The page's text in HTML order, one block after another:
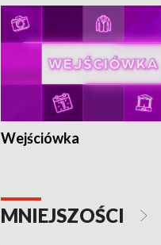
Wejściówka
MNIEJSZOŚCI